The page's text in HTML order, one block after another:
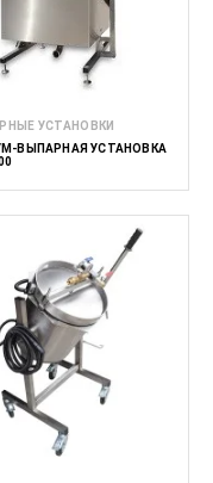
УСТАНОВКИ
ВЫПАРНАЯ УСТАНОВКА